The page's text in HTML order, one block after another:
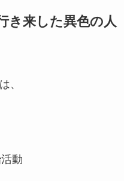
き来した異色の人
、
動